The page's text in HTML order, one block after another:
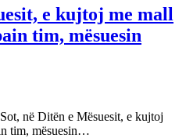
e kujtoj me mall
tim, mësuesin
në Ditën e Mësuesit, e kujtoj
tim, mësuesin…